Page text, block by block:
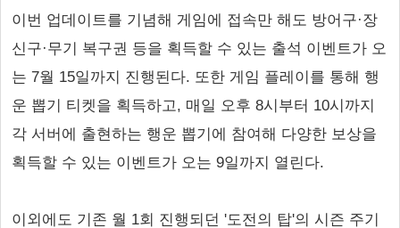
이번 업데이트를 기념해 게임에 접속만 해도 방어구·장
신구·무기 복구권 등을 획득할 수 있는 출석 이벤트가 오
는 7월 15일까지 진행된다. 또한 게임 플레이를 통해 행
운 뽑기 티켓을 획득하고, 매일 오후 8시부터 10시까지
각 서버에 출현하는 행운 뽑기에 참여해 다양한 보상을
획득할 수 있는 이벤트가 오는 9일까지 열린다.
이외에도 기존 월 1회 진행되던 '도전의 탑'의 시즌 주기